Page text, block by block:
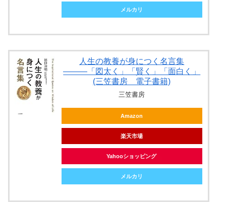
メルカリ
人生の教養が身につく名言集
―――「図太く」「賢く」「面白く」
(三笠書房 電子書籍)
三笠書房
Amazon
楽天市場
Yahooショッピング
メルカリ